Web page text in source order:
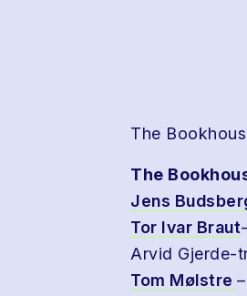
The
The
Jens
Tor Ivar Braut
Arvid Gjerde-
Tom Mølstre